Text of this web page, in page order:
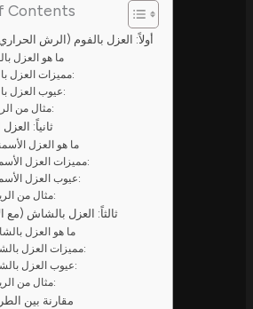
Contents
أولاً: العزل بالفوم (الرش
ما هو العزل
مميزات العزل بالفوم:
عيوب العزل بالفوم:
مثال من الرياض:
ثانياً:
ما هو العزل
مميزات العزل الأسمنتي:
عيوب العزل الأسمنتي:
مثال من الرياض:
ثالثاً: العزل بالشاش (مع
ما هو العزل
مميزات العزل بالشاش:
عيوب العزل بالشاش:
مثال من الرياض:
مقارنة بين